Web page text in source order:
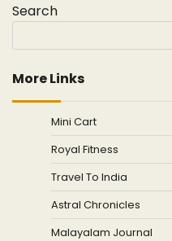
Search
More Links
Mini Cart
Royal Fitness
Travel To India
Astral Chronicles
Malayalam Journal